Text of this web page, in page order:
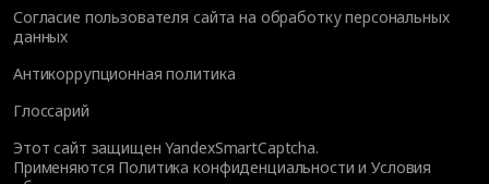
Согласие пользователя сайта на обработку персональных
данных
Антикоррупционная политика
Глоссарий
Этот сайт защищен YandexSmartCaptcha.
Применяются Политика конфиденциальности иУсловия